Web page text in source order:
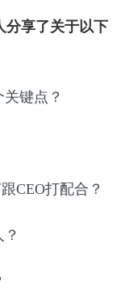
分享了关于以下
键点？
CEO打配合？